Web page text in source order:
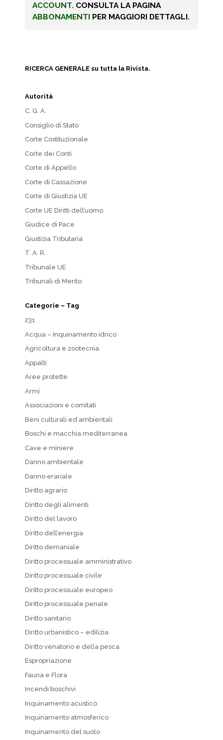
ACCOUNT. CONSULTA LA PAGINA
ABBONAMENTI PER MAGGIORI DETTAGLI.
RICERCA GENERALE su tutta la Rivista.
Autorità
C. G. A.
Consiglio di Stato
Corte Costituzionale
Corte dei Conti
Corte di Appello
Corte di Cassazione
Corte di Giustizia UE
Corte UE Diritti dell’uomo
Giudice di Pace
Giustizia Tributaria
T. A. R.
Tribunale UE
Tribunali di Merito
Categorie – Tag
231
Acqua – Inquinamento idrico
Agricoltura e zootecnia
Appalti
Aree protette
Armi
Associazioni e comitati
Beni culturali ed ambientali
Boschi e macchia mediterranea
Cave e miniere
Danno ambientale
Danno erariale
Diritto agrario
Diritto degli alimenti
Diritto del lavoro
Diritto dell’energia
Diritto demaniale
Diritto processuale amministrativo
Diritto processuale civile
Diritto processuale europeo
Diritto processuale penale
Diritto sanitario
Diritto urbanistico – edilizia
Diritto venatorio e della pesca
Espropriazione
Fauna e Flora
Incendi boschivi
Inquinamento acustico
Inquinamento atmosferico
Inquinamento del suolo